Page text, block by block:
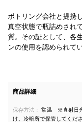
ボトリング会社と提携
真空状態で瓶詰めされ
質。その証として、各
ンの使用を認められて
商品詳細
保存方法：
常温 ※直射日光
け、冷暗所で保管してくださ